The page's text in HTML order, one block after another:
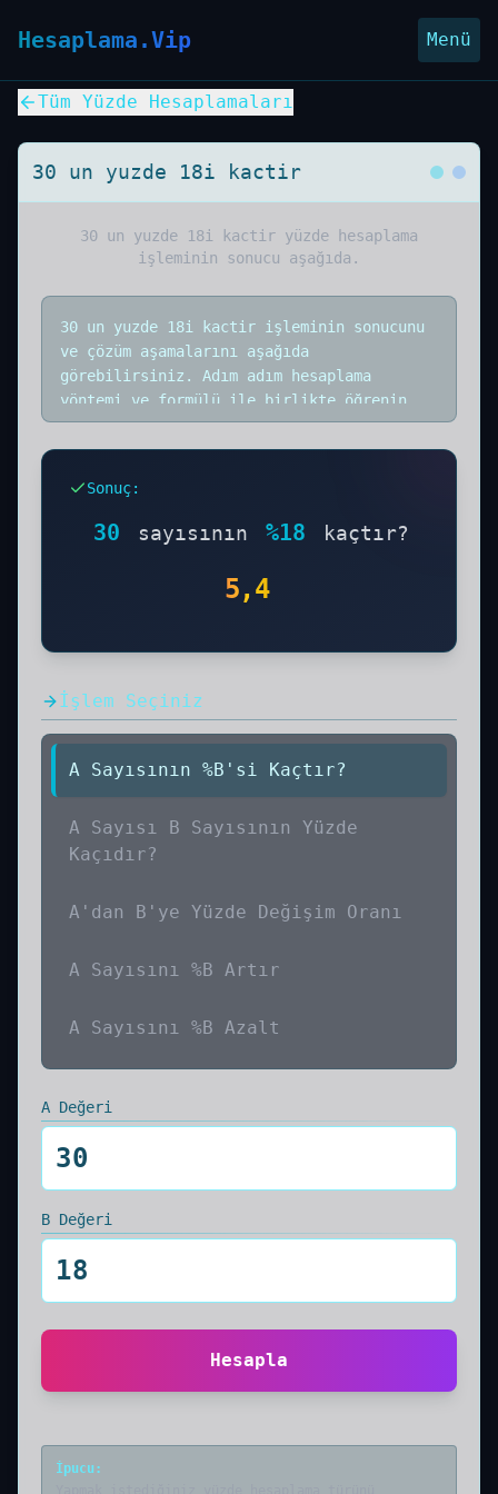
Hesaplama.Vip Menü
Tüm Yüzde Hesaplamaları
30 un yuzde 18i kactir
30 un yuzde 18i kactir yüzde hesaplama
işleminin sonucu aşağıda.
30 un yuzde 18i kactir işleminin sonucunu
ve çözüm aşamalarını aşağıda
görebilirsiniz. Adım adım hesaplama
yöntemi ve formülü ile birlikte öğrenin.
Sonuç:
30 sayısının %18 kaçtır?
5,4
İşlem Seçiniz
A Sayısının %B'si Kaçtır?
A Sayısı B Sayısının Yüzde
Kaçıdır?
A'dan B'ye Yüzde Değişim Oranı
A Sayısını %B Artır
A Sayısını %B Azalt
A Değeri
B Değeri
Hesapla
İpucu :